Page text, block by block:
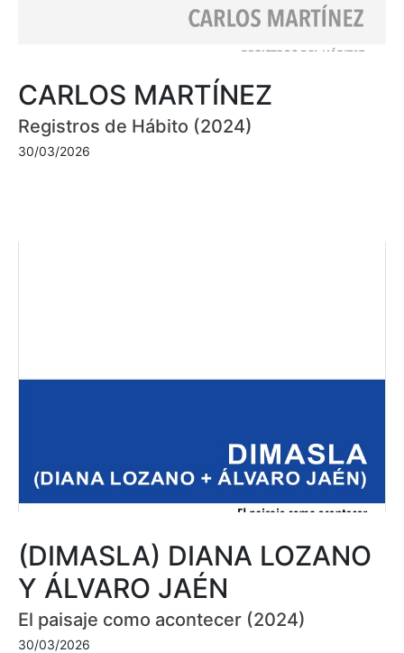
CARLOS MARTÍNEZ
Registros de Hábito (2024)
30/03/2026
(DIMASLA) DIANA LOZANO
Y ÁLVARO JAÉN
El paisaje como acontecer (2024)
30/03/2026